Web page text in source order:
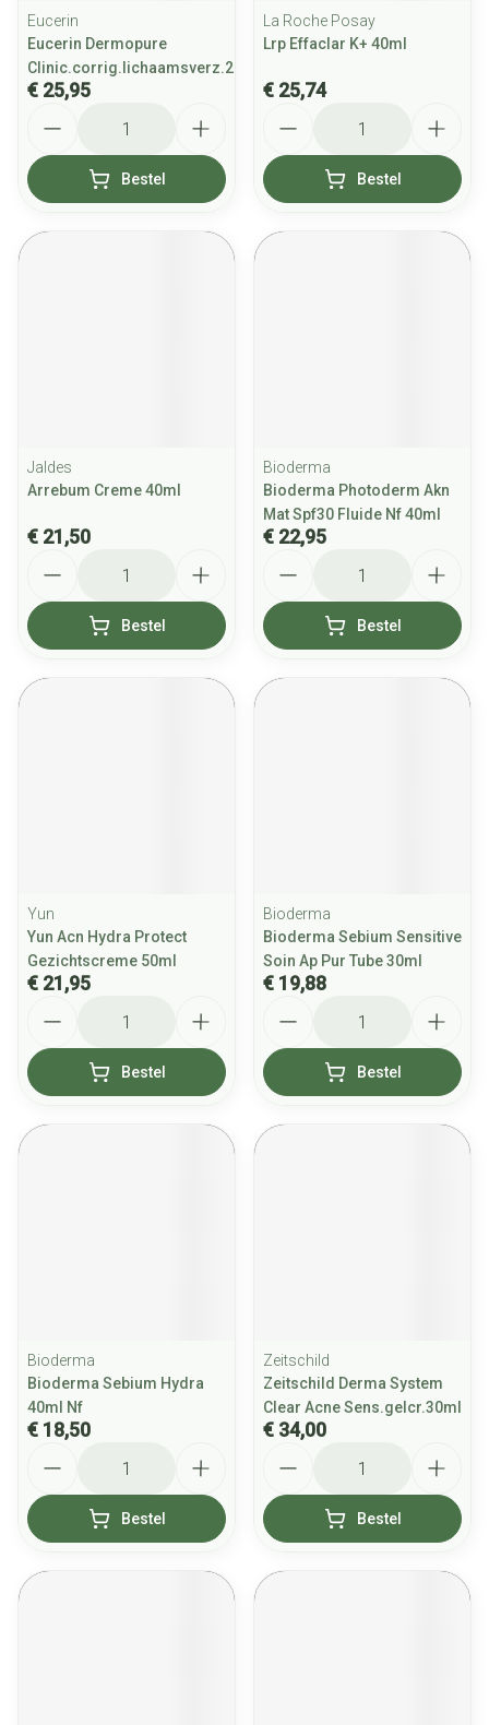
Eucerin
Eucerin Dermopure
Clinic.corrig.lichaamsverz.200ml
€ 25,95
Bestel
La Roche Posay
Lrp Effaclar K+ 40ml
€ 25,74
Bestel
Jaldes
Arrebum Creme 40ml
€ 21,50
Bestel
Bioderma
Bioderma Photoderm Akn
Mat Spf30 Fluide Nf 40ml
€ 22,95
Bestel
Yun
Yun Acn Hydra Protect
Gezichtscreme 50ml
€ 21,95
Bestel
Bioderma
Bioderma Sebium Sensitive
Soin Ap Pur Tube 30ml
€ 19,88
Bestel
Bioderma
Bioderma Sebium Hydra
40ml Nf
€ 18,50
Bestel
Zeitschild
Zeitschild Derma System
Clear Acne Sens.gelcr.30ml
€ 34,00
Bestel